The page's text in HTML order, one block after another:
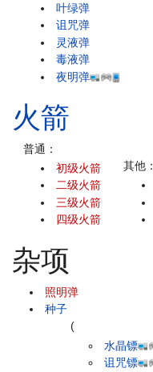
叶绿弹
诅咒弹
灵液弹
毒液弹
夜明弹
火箭
普通：
初级火箭
二级火箭
三级火箭
四级火箭
其他：
杂项
照明弹
种子
(
水晶镖
诅咒镖